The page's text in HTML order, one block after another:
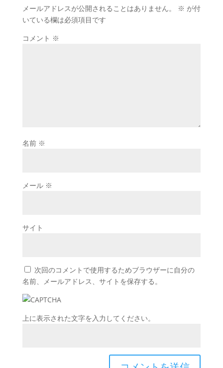
メールアドレスが公開されることはありません。 ※ が付
いている欄は必須項目です
コメント ※
名前 ※
メール ※
サイト
次回のコメントで使用するためブラウザーに自分の
名前、メールアドレス、サイトを保存する。
上に表示された文字を入力してください。